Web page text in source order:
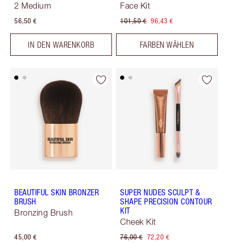
2 Medium
56,50 €
IN DEN WARENKORB
Face Kit
101,50 € 96,43 €
FARBEN WÄHLEN
BEAUTIFUL SKIN BRONZER
BRUSH
Bronzing Brush
45,00 €
SUPER NUDES SCULPT &
SHAPE PRECISION CONTOUR
KIT
Cheek Kit
76,00 € 72,20 €